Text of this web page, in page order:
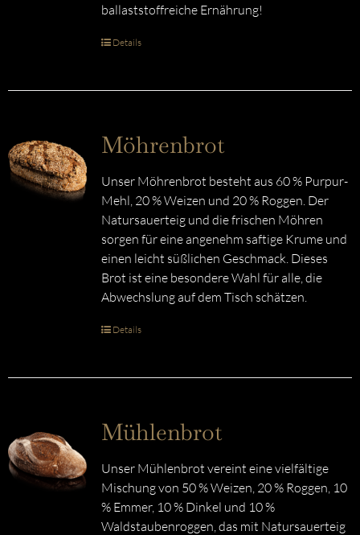
ballaststoffreiche Ernährung!
Details
Möhrenbrot
Unser Möhrenbrot besteht aus 60 % Purpur-
Mehl, 20 % Weizen und 20 % Roggen. Der
Natursauerteig und die frischen Möhren
sorgen für eine angenehm saftige Krume und
einen leicht süßlichen Geschmack. Dieses
Brot ist eine besondere Wahl für alle, die
Abwechslung auf dem Tisch schätzen.
Details
Mühlenbrot
Unser Mühlenbrot vereint eine vielfältige
Mischung von 50 % Weizen, 20 % Roggen, 10
% Emmer, 10 % Dinkel und 10 %
Waldstaubenroggen, das mit Natursauerteig